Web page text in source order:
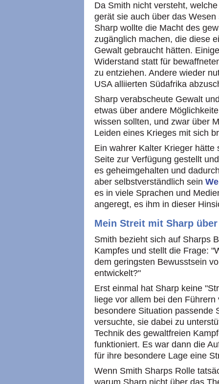
Da Smith nicht versteht,
gerät sie auch über das
Sharp wollte die Macht des
zugänglich machen, die diese
Gewalt gebraucht hätten.
Widerstand statt für
zu entziehen. Andere wieder
USA alliierten Südafrika
Sharp verabscheute Gewalt
etwas über andere
wissen sollten, und zwar über
Leiden eines Krieges mit sich
Ein wahrer Kalter Krieger
Seite zur Verfügung gestellt
es geheimgehalten und
aber selbstverständlich sein
es in viele Sprachen und
angeregt, es ihm in dieser
Mein Streit mit Sharp
Smith bezieht sich auf Sharps
Kampfes und stellt die Frage:
dem geringsten Bewusstsein
entwickelt?"
Erst einmal hat Sharp keine
liege vor allem bei den
besondere Situation passende
versuchte, sie dabei zu
Technik des gewaltfreien
funktioniert. Es war dann die
für ihre besondere Lage eine
Wenn Smith Sharps Rolle
warum Sharp nicht über das